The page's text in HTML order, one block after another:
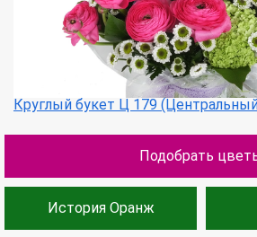
Круглый букет Ц 179
Подобрать
История Оранж